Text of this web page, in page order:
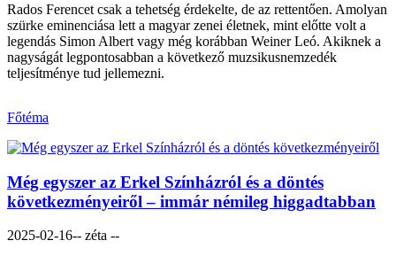
Rados Ferencet csak a tehetség érdekelte, de az rettentően. Amolyan
szürke eminenciása lett a magyar zenei életnek, mint előtte volt a
legendás Simon Albert vagy még korábban Weiner Leó. Akiknek a
nagyságát legpontosabban a következő muzsikusnemzedék
teljesítménye tud jellemezni.
Főtéma
Még egyszer az Erkel Színházról és a döntés
következményeiről – immár némileg higgadtabban
2025-02-16-- zéta --